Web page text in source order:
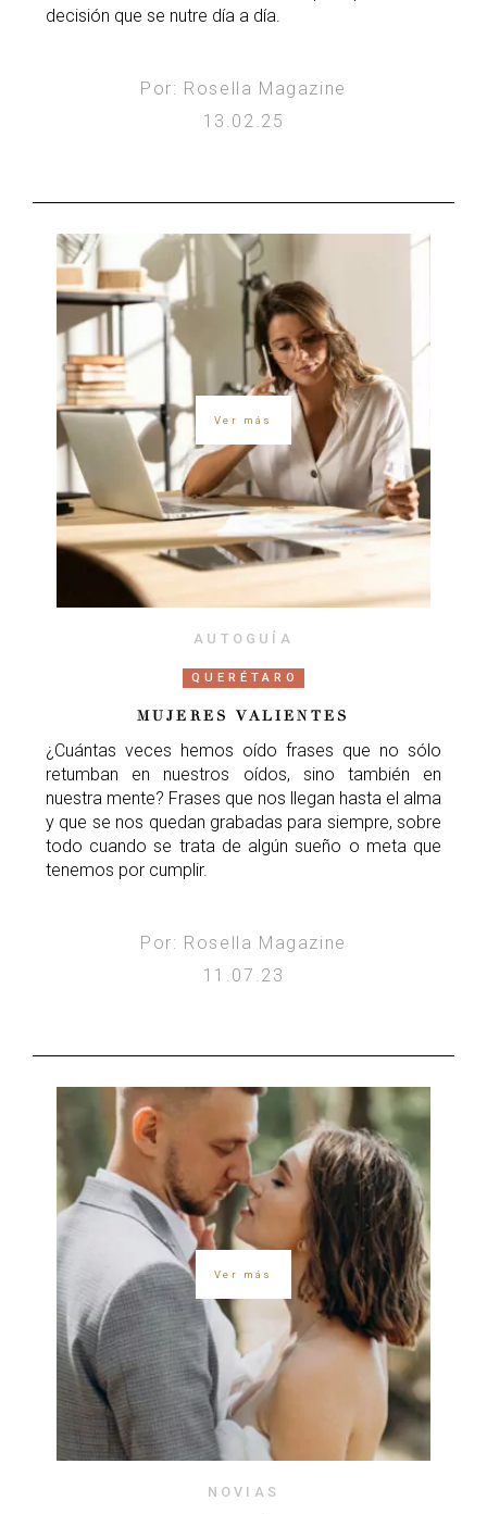
decisión que se nutre día a día.
Por: Rosella Magazine
13.02.25
Ver más
AUTOGUÍA
QUERÉTARO
MUJERES VALIENTES
¿Cuántas veces hemos oído frases que no sólo
retumban en nuestros oídos, sino también en
nuestra mente? Frases que nos llegan hasta el alma
y que se nos quedan grabadas para siempre, sobre
todo cuando se trata de algún sueño o meta que
tenemos por cumplir.
Por: Rosella Magazine
11.07.23
Ver más
NOVIAS